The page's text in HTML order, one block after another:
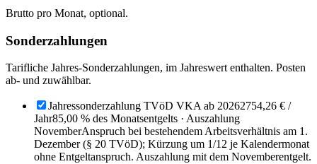
Brutto pro Monat, optional.
Sonderzahlungen
Tarifliche Jahres-Sonderzahlungen, im Jahreswert enthalten. Posten
ab- und zuwählbar.
Jahressonderzahlung TVöD VKA ab 20262754,26 € /
Jahr85,00 % des Monatsentgelts · Auszahlung
NovemberAnspruch bei bestehendem Arbeitsverhältnis am 1.
Dezember (§ 20 TVöD); Kürzung um 1/12 je Kalendermonat
ohne Entgeltanspruch. Auszahlung mit dem Novemberentgelt.